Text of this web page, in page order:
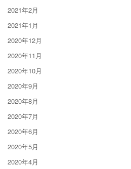
2021年2月
2021年1月
2020年12月
2020年11月
2020年10月
2020年9月
2020年8月
2020年7月
2020年6月
2020年5月
2020年4月